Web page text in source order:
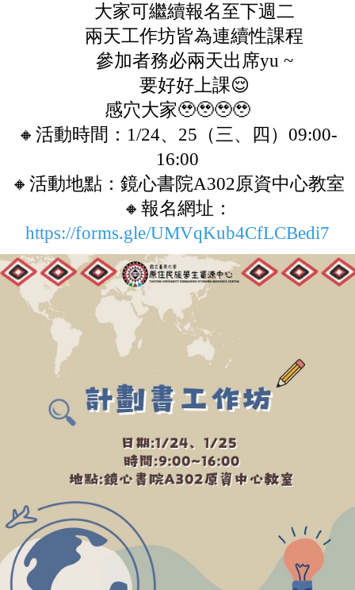
大家可繼續報名至下週二
兩天工作坊皆為連續性課程
參加者務必兩天出席yu ~
要好好上課😌
感穴大家🥹🥹🥹🥹
🔸活動時間：1/24、25（三、四）09:00-
16:00
🔸活動地點：鏡心書院A302原資中心教室
🔸報名網址：
https://forms.gle/UMVqKub4CfLCBedi7